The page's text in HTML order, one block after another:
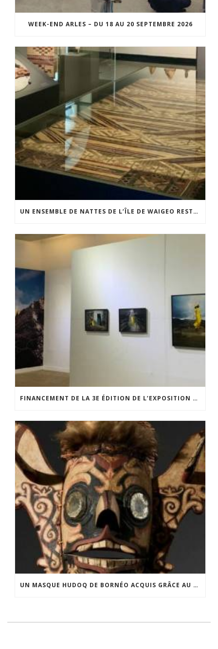
WEEK-END ARLES – DU 18 AU 20 SEPTEMBRE 2026
UN ENSEMBLE DE NATTES DE L’ÎLE DE WAIGEO RESTAURÉ GRÂCE AU SOUTIEN DU CERCLE LÉVI-STRAUSS
FINANCEMENT DE LA 3E ÉDITION DE L’EXPOSITION DU PRIX POUR LA PHOTOGRAPHIE PAR LE CERCLE POUR LA PHOTOGRAPHIE ET L’ART CONTEMPORAIN
UN MASQUE HUDOQ DE BORNÉO ACQUIS GRÂCE AU SOUTIEN DU CERCLE LÉVI-STRAUSS